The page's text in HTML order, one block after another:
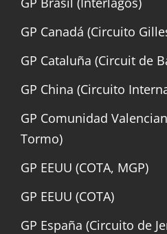
GP Canadá (Circuito
GP Cataluña (Circuit de
GP China (Circuito
GP Comunidad
Tormo)
GP EEUU (COTA, MGP)
GP EEUU (COTA)
GP España (Circuito de